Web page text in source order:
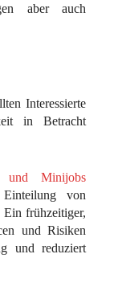
aber auch
Interessierte
in Betracht
und Minijobs
von
Ein frühzeitiger,
und Risiken
und reduziert